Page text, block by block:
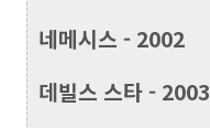
네메시스 - 2002
데빌스 스타 - 2003